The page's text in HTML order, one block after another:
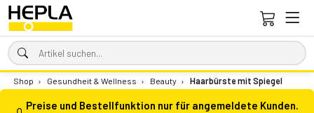
Shop › Gesundheit & Wellness › Beauty › Haarbürste mit Spiegel
Preise und Bestellfunktion nur für angemeldete Kunden.